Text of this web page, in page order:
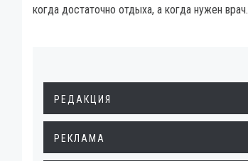
когда достаточно отдыха, а когда нужен врач.
РЕДАКЦИЯ
РЕКЛАМА